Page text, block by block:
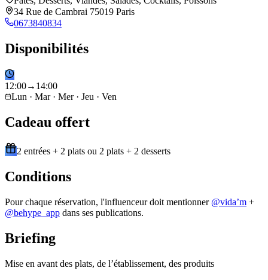
34 Rue de Cambrai 75019 Paris
0673840834
Disponibilités
12:00→ 14:00
Lun · Mar · Mer · Jeu · Ven
Cadeau offert
2 entrées + 2 plats ou 2 plats + 2 desserts
Conditions
Pour chaque réservation, l'influenceur doit mentionner @vida’m +
@behype_app dans ses publications.
Briefing
Mise en avant des plats, de l’établissement, des produits